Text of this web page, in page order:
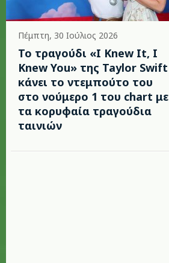
Πέμπτη, 30 Ιούλιος 2026
Το τραγούδι «I Knew It, I
Knew You» της Taylor Swift
κάνει το ντεμπούτο του
στο νούμερο 1 του chart με
τα κορυφαία τραγούδια
ταινιών